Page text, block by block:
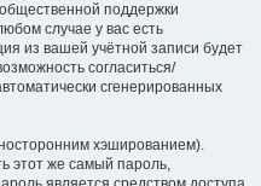
поддержки
случае у вас есть
из вашей учётной записи будет
согласиться/
сгенерированных
хэшированием).
этот же самый пароль,